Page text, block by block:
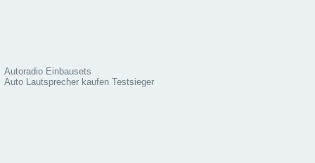
Autoradio Einbausets
Auto Lautsprecher kaufen Testsieger